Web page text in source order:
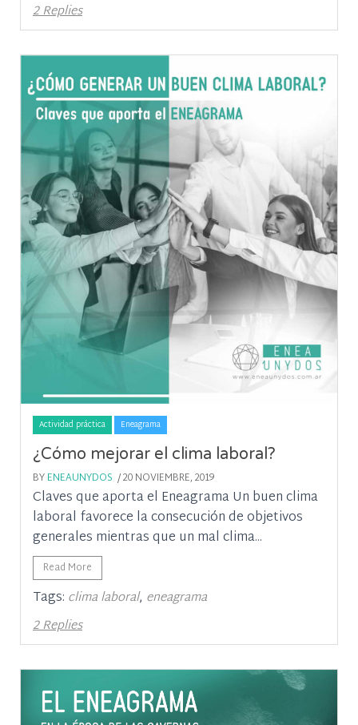
2 Replies
Actividad práctica Eneagrama
¿Cómo mejorar el clima laboral?
BYENEAUNYDOS / 20 NOVIEMBRE, 2019
Claves que aporta el Eneagrama Un buen clima
laboral favorece la consecución de objetivos
generales mientras que un mal clima...
Read More
Tags: clima laboral, eneagrama
2 Replies